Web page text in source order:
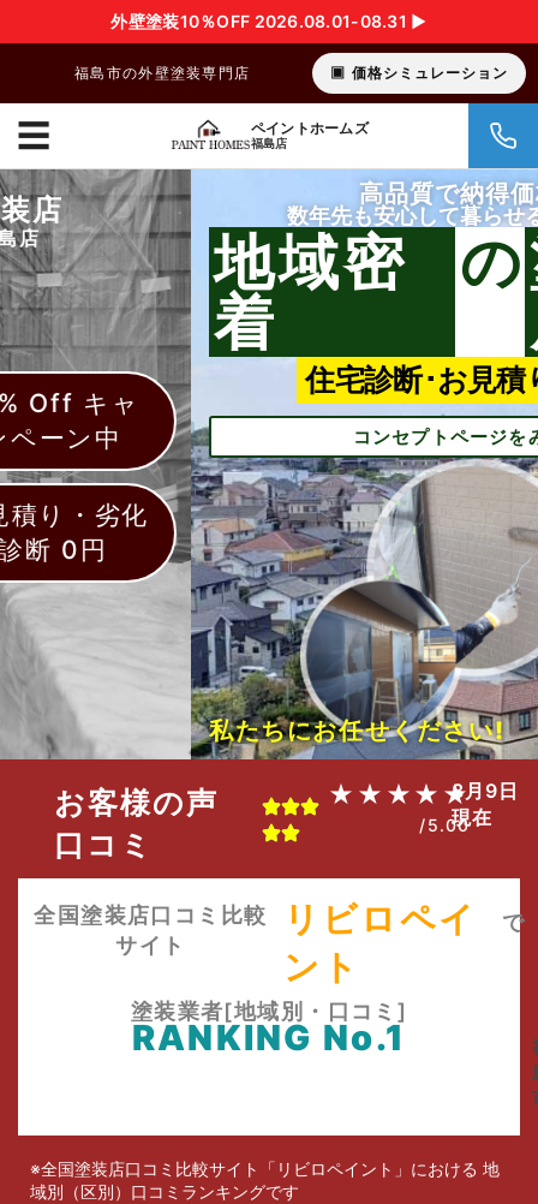
外壁塗装10％OFF 2026.08.01-08.31 ▶︎
福島市の外壁塗装専門店 価格シミュレーション
ペイントホームズ
福島店
☰
高品質で納得価格
数年先も安心して暮らせる我が家へ
地域密
着
の塗装
住宅診断･お見積り無料
コンセプトページをみる
私たちにお任せください!
お客様の声
口コミ
★★★★★
/5.00
8月9日
現在
全国塗装店口コミ比較
サイト
リビロペイ
ント
で
塗装業者[地域別・口コミ]
RANKING No.1
※全国塗装店口コミ比較サイト「リビロペイント」における 地
域別（区別）口コミランキングです